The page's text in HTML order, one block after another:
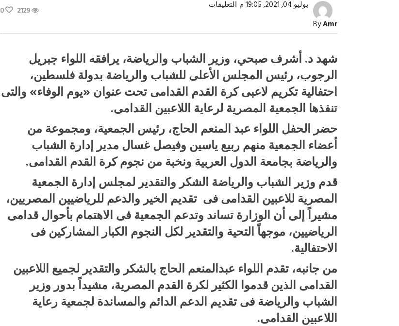
ByAmr
يوليو 04, 2021, 19:05 م التعليقات
يكرّم
مغلقة
2129
0
شهد د. أشرف صبحي، وزير الشباب والرياضة، يرافقه اللواء جبريل
الرجوب، رئيس المجلس الأعلى للشباب والرياضة بدولة فلسطين،
احتفالية تكريم لاعبى كرة القدم القدامى تحت عنوان «يوم الوفاء» والتى
تنفذها الجمعية المصرية لرعاية اللاعبين القدامى.
حضر الحفل اللواء عبد المنعم الحاج، رئيس الجمعية، ومجموعة من
أعضاء الجمعية منهم ربيع ياسين وفيصل غسال مدير إدارة الشباب
والرياضة بجامعة الدول العربية ونخبة من نجوم كرة القدم القدامى.
قدم وزير الشباب والرياضة الشكر والتقدير لمجلس إدارة الجمعية
المصرية للاعبين القدامى فى تقديم الخير والدعم للرياضيين المصريين،
مشيراً إلى أن الوزارة تساند وتدعم الجمعية فى الاهتمام بأحوال قدامى
الرياضيين، موجهاً التحية والتقدير لكل النجوم الكبار المشاركين فى
الاحتفالية.
من جانبه، تقدم اللواء عبدالمنعم الحاج بالشكر والتقدير لجميع اللاعبين
القدامى الذين قدموا الكثير لكرة القدم المصرية، مشيداً بدور وزير
الشباب والرياضة فى تقديم الدعم الدائم والمساندة لجمعية رعاية
اللاعبين القدامى.
كيف تحمي مصر ثرواتها في الجنوب؟
معركة لا تُرى.. وحراس لا ينامون
جهاز مستقبل مصر نموذجا.. لماذا تُنشئ
الدول كيانات تنموية عملاقة؟